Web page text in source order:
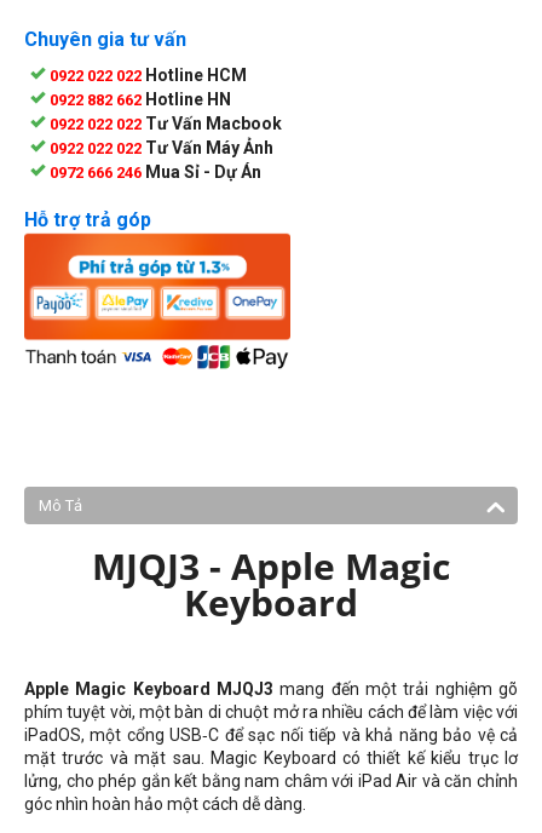
Chuyên gia tư vấn
0922 022 022 Hotline HCM
0922 882 662 Hotline HN
0922 022 022 Tư Vấn Macbook
0922 022 022 Tư Vấn Máy Ảnh
0972 666 246 Mua Sỉ - Dự Án
Hỗ trợ trả góp
Mô Tả
MJQJ3 - Apple Magic
Keyboard
Apple Magic Keyboard MJQJ3 mang đến một trải nghiệm gõ
phím tuyệt vời, một bàn di chuột mở ra nhiều cách để làm việc với
iPadOS, một cổng USB‑C để sạc nối tiếp và khả năng bảo vệ cả
mặt trước và mặt sau. Magic Keyboard có thiết kế kiểu trục lơ
lửng, cho phép gắn kết bằng nam châm với iPad Air và căn chỉnh
góc nhìn hoàn hảo một cách dễ dàng.